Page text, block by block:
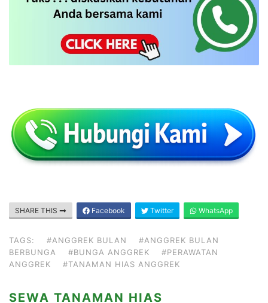
SHARE THIS Facebook Twitter WhatsApp
TAGS: #ANGGREK BULAN
#ANGGREK BULAN
BERBUNGA
#BUNGA ANGGREK
#PERAWATAN
ANGGREK
#TANAMAN HIAS ANGGREK
SEWA TANAMAN HIAS